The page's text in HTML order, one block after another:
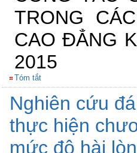
TRONG
CAO ĐẲNG
2015
Tóm tắt
Nghiên cứu
thực hiện
mức độ hài